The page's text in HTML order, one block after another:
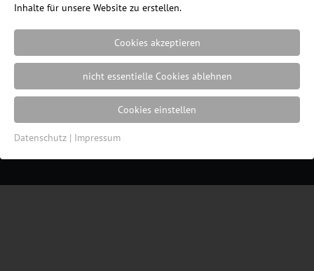
Ein Blog des InternetshopsErgonomieWelt.de
|Impressum|Datenschutz|Cookie
| Webdesign von der
Werbeagentur in Lübeck
Inhalte für unsere Website zu erstellen.
Cookies akzeptieren
nicht essentielle Cookies ablehnen
Cookies einstellen
Datenschutz | Impressum